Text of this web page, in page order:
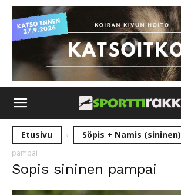
Etusivu Söpis + Namis (sininen)
pampai
Sopis sininen pampai